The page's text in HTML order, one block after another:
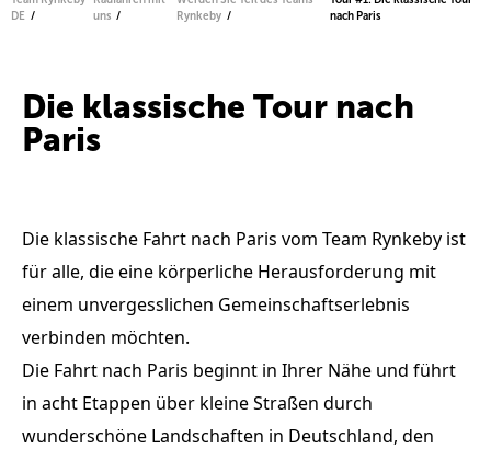
DE
uns
Rynkeby
nach Paris
Die klassische Tour nach
Paris
Die klassische Fahrt nach Paris vom Team Rynkeby ist
für alle, die eine körperliche Herausforderung mit
einem unvergesslichen Gemeinschaftserlebnis
verbinden möchten.
Die Fahrt nach Paris beginnt in Ihrer Nähe und führt
in acht Etappen über kleine Straßen durch
wunderschöne Landschaften in Deutschland, den